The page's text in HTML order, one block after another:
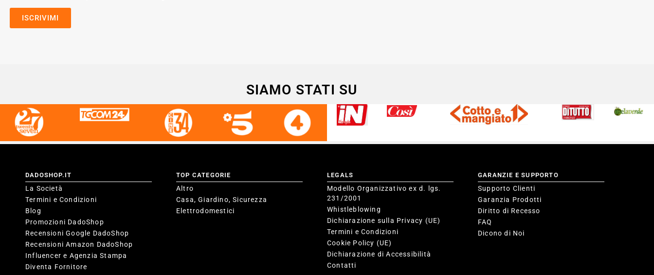
SIAMO STATI SU
DADOSHOP.IT
La Società
Termini e Condizioni
Blog
Promozioni DadoShop
Recensioni Google DadoShop
Recensioni Amazon DadoShop
Influencer e Agenzia Stampa
Diventa Fornitore
TOP CATEGORIE
Altro
Casa, Giardino, Sicurezza
Elettrodomestici
LEGALS
Modello Organizzativo ex d. lgs.
231/2001
Whistleblowing
Dichiarazione sulla Privacy (UE)
Termini e Condizioni
Cookie Policy (UE)
Dichiarazione di Accessibilità
Contatti
GARANZIE E SUPPORTO
Supporto Clienti
Garanzia Prodotti
Diritto di Recesso
FAQ
Dicono di Noi